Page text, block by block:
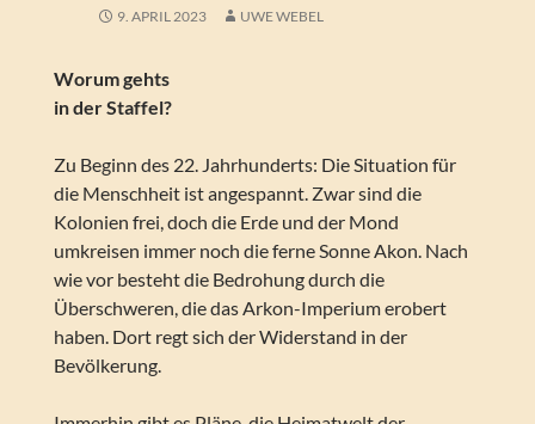
9. APRIL 2023 UWE WEBEL
Worum gehts
in der Staffel?
Zu Beginn des 22. Jahrhunderts: Die Situation für
die Menschheit ist angespannt. Zwar sind die
Kolonien frei, doch die Erde und der Mond
umkreisen immer noch die ferne Sonne Akon. Nach
wie vor besteht die Bedrohung durch die
Überschweren, die das Arkon-Imperium erobert
haben. Dort regt sich der Widerstand in der
Bevölkerung.